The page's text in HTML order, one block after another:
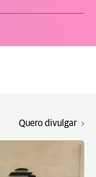
Quero divulgar